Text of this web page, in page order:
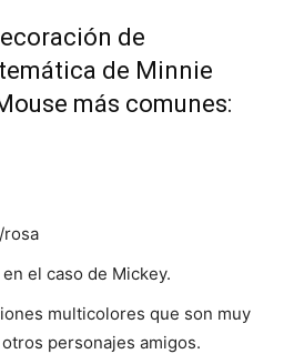
de
de Minnie
más comunes:
rosa
el caso de Mickey.
multicolores que son muy
personajes amigos.